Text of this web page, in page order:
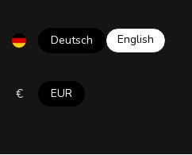
Deutsch English
€ EUR